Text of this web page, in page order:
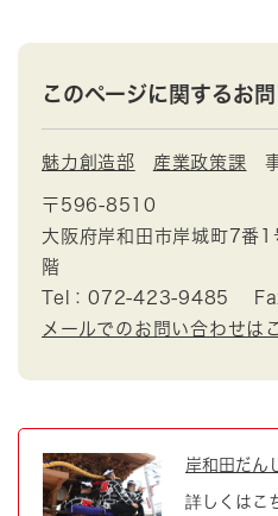
このページに関するお
魅力創造部 産業政策課
〒596-8510
大阪府岸和田市岸城町7番
階
Tel：072-423-9485
メールでのお問い合わせは
岸和田だん
詳しくはこ